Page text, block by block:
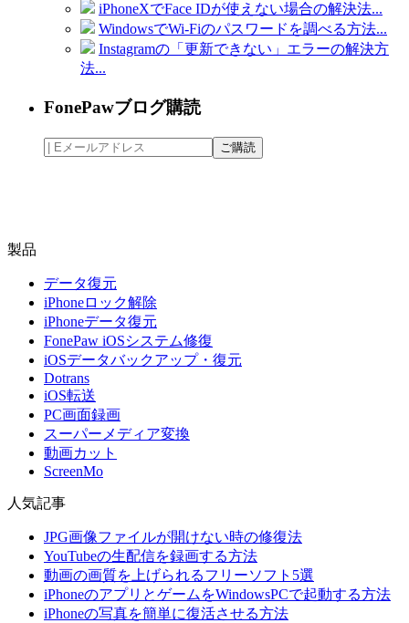
iPhoneXでFace IDが使えない場合の解決法...
WindowsでWi-Fiのパスワードを調べる方法...
Instagramの「更新できない」エラーの解決方
法...
FonePawブログ購読
製品
データ復元
iPhoneロック解除
iPhoneデータ復元
FonePaw iOSシステム修復
iOSデータバックアップ・復元
Dotrans
iOS転送
PC画面録画
スーパーメディア変換
動画カット
ScreenMo
人気記事
JPG画像ファイルが開けない時の修復法
YouTubeの生配信を録画する方法
動画の画質を上げられるフリーソフト5選
iPhoneのアプリとゲームをWindowsPCで起動する方法
iPhoneの写真を簡単に復活させる方法